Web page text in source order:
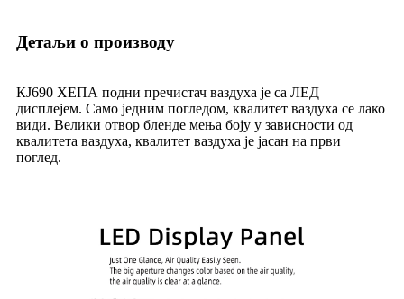
Детаљи о производу
КЈ690 ХЕПА подни пречистач ваздуха је са ЛЕД
дисплејем. Само једним погледом, квалитет ваздуха се лако
види. Велики отвор бленде мења боју у зависности од
квалитета ваздуха, квалитет ваздуха је јасан на први
поглед.